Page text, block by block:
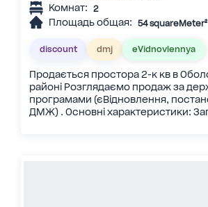
Комнат: 2
Площадь общая: 54 squareMeter²
discount dmj eVidnovlennya
Продається простора 2-к кв в
районі Розглядаємо продаж за
програмами (єВідновлення,
ДМЖ) . Основні характеристики: